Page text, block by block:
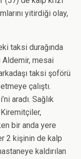
yitirdiği olay,
taksi durağında
mesai
taksi şoförü
çalıştı.
aradı. Sağlık
bir anda yere
2 kişinin de kalp
kaldırılan